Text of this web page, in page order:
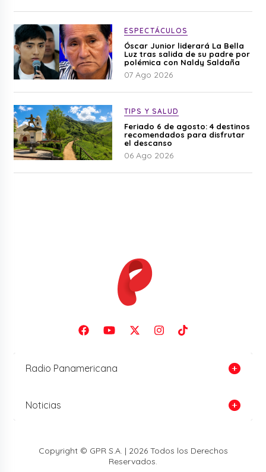
ESPECTÁCULOS
Óscar Junior liderará La Bella
Luz tras salida de su padre por
polémica con Naldy Saldaña
07 Ago 2026
TIPS Y SALUD
Feriado 6 de agosto: 4 destinos
recomendados para disfrutar
el descanso
06 Ago 2026
Radio Panamericana
Noticias
Copyright © GPR S.A. | 2026 Todos los Derechos
Reservados.